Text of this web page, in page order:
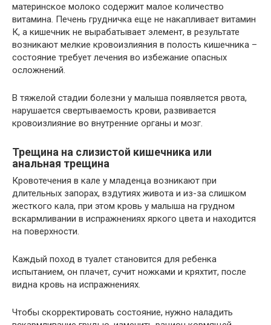
материнское молоко содержит малое количество
витамина. Печень грудничка еще не накапливает витамин
К, а кишечник не вырабатывает элемент, в результате
возникают мелкие кровоизлияния в полость кишечника –
состояние требует лечения во избежание опасных
осложнений.
В тяжелой стадии болезни у малыша появляется рвота,
нарушается свертываемость крови, развивается
кровоизлияние во внутренние органы и мозг.
Трещина на слизистой кишечника или
анальная трещина
Кровотечения в кале у младенца возникают при
длительных запорах, вздутиях живота и из-за слишком
жесткого кала, при этом кровь у малыша на грудном
вскармливании в испражнениях яркого цвета и находится
на поверхности.
Каждый поход в туалет становится для ребенка
испытанием, он плачет, сучит ножками и кряхтит, после
видна кровь на испражнениях.
Чтобы скорректировать состояние, нужно наладить